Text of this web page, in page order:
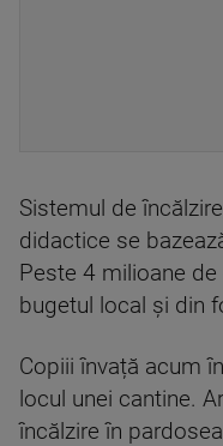
Sistemul de
didactice se
Peste 4 milioane
bugetul local și din
Copiii învață acum
locul unei cantine.
încălzire în